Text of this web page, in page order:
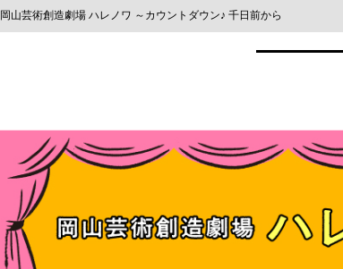
岡山芸術創造劇場 ハレノワ ～カウントダウン♪ 千日前から